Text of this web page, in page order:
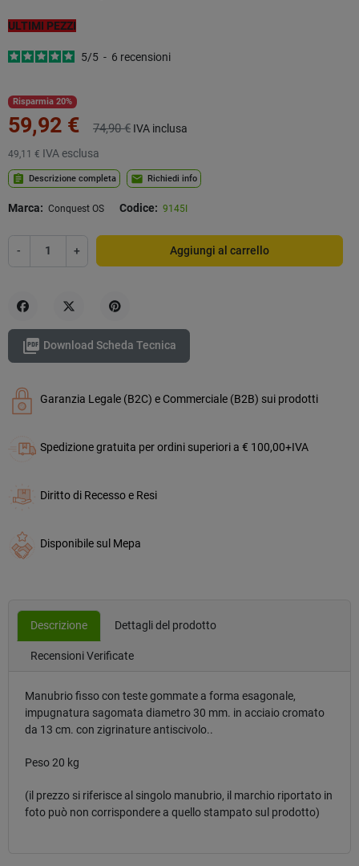
ULTIMI PEZZI
5/5 - 6 recensioni
Risparmia 20%
59,92 € 74,90 € IVA inclusa
49,11 € IVA esclusa
assignment Descrizione completa mail Richiedi info
Marca: Conquest OS Codice: 9145I
- + Aggiungi al carrello
 Download Scheda Tecnica
Garanzia Legale (B2C) e Commerciale (B2B) sui prodotti
Spedizione gratuita per ordini superiori a € 100,00+IVA
Diritto di Recesso e Resi
Disponibile sul Mepa
Descrizione Dettagli del prodotto
Recensioni Verificate
Manubrio fisso con teste gommate a forma esagonale,
impugnatura sagomata diametro 30 mm. in acciaio cromato
da 13 cm. con zigrinature antiscivolo..
Peso 20 kg
(il prezzo si riferisce al singolo manubrio, il marchio riportato in
foto può non corrispondere a quello stampato sul prodotto)